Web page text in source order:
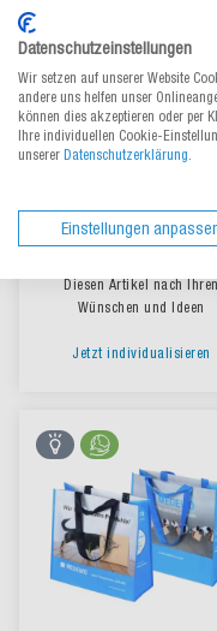
Diesen Artikel nach Ihren
Wünschen und Ideen
Jetzt individualisieren
Datenschutzeinstellungen
Wir setzen auf unserer Website
andere uns helfen unser
können dies akzeptieren oder per
Ihre individuellen Cookie-
unserer Datenschutzerklärung.
Einstellungen